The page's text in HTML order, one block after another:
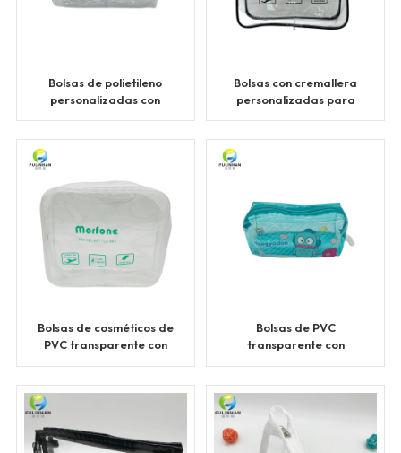
Bolsas de polietileno
personalizadas con
Bolsas con cremallera
personalizadas para
Bolsas de cosméticos de
PVC transparente con
Bolsas de PVC
transparente con
granel